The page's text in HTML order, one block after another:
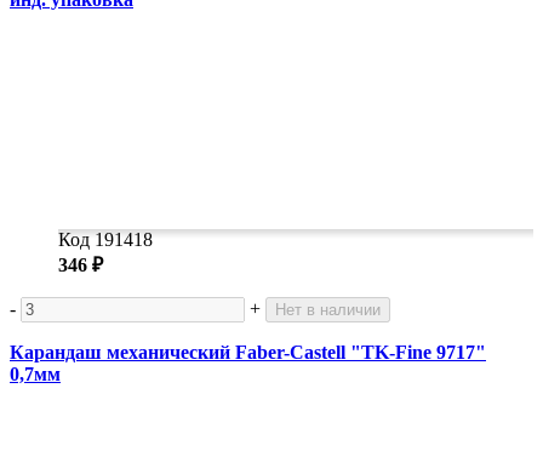
Код 191418
346 ₽
- + Нет в наличии
Карандаш механический Faber-Castell "TK-Fine 9717"
0,7мм